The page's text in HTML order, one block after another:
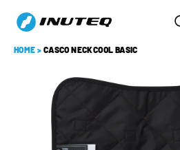
HOME > CASCO NECKCOOL BASIC